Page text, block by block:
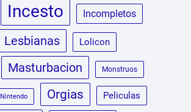
Incesto Incompletos
Lesbianas Lolicon
Masturbacion Monstruos
Nintendo Orgias Peliculas